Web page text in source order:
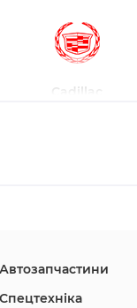
Cadillac
Hyundai
Автозапчастини
Спецтехніка